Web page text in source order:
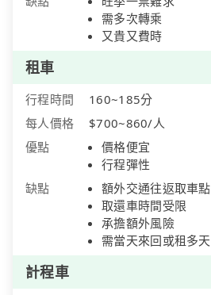
需多次轉乘
又貴又費時
租車
行程時間
160~185分
每人價格
$700~860/人
優點
價格便宜
行程彈性
缺點
額外交通往返取車點
取還車時間受限
承擔額外風險
需當天來回或租多天
計程車